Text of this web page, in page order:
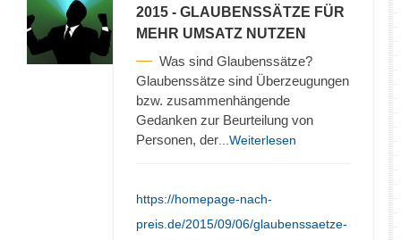
2015 - GLAUBENSSÄTZE FÜR
MEHR UMSATZ NUTZEN
Was sind Glaubenssätze?
Glaubenssätze sind Überzeugungen
bzw. zusammenhängende
Gedanken zur Beurteilung von
Personen, der ...Weiterlesen
https://homepage-nach-
preis.de/2015/09/06/glaubenssaetze-